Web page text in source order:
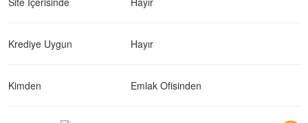
Krediye Uygun Hayır
Kimden Emlak Ofisinden